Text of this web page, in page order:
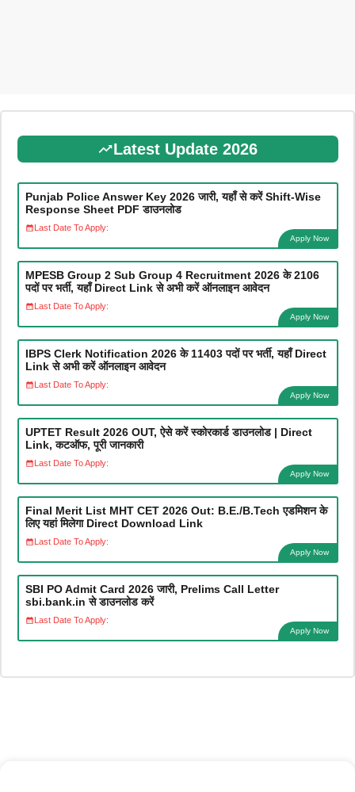
Latest Update 2026
Punjab Police Answer Key 2026 जारी, यहाँ से करें Shift-Wise
Response Sheet PDF डाउनलोड
Last Date To Apply:
Apply Now
MPESB Group 2 Sub Group 4 Recruitment 2026 के 2106
पदों पर भर्ती, यहाँ Direct Link से अभी करें ऑनलाइन आवेदन
Last Date To Apply:
Apply Now
IBPS Clerk Notification 2026 के 11403 पदों पर भर्ती, यहाँ Direct
Link से अभी करें ऑनलाइन आवेदन
Last Date To Apply:
Apply Now
UPTET Result 2026 OUT, ऐसे करें स्कोरकार्ड डाउनलोड | Direct
Link, कटऑफ, पूरी जानकारी
Last Date To Apply:
Apply Now
Final Merit List MHT CET 2026 Out: B.E./B.Tech एडमिशन के
लिए यहां मिलेगा Direct Download Link
Last Date To Apply:
Apply Now
SBI PO Admit Card 2026 जारी, Prelims Call Letter
sbi.bank.in से डाउनलोड करें
Last Date To Apply:
Apply Now